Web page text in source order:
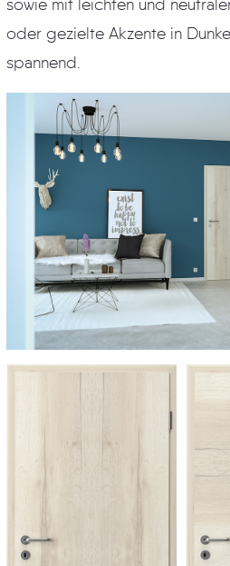
sowie mit leichten und neutralen
oder gezielte Akzente in Dunkelgrau, Schwarz oder
spannend.